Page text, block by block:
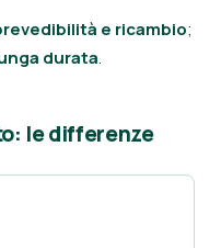
e ricambio;
durata.
le differenze